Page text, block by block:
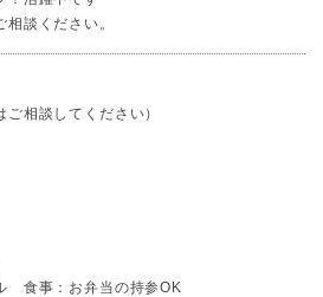
談ください。
ご相談してください）
食事：お弁当の持参OK